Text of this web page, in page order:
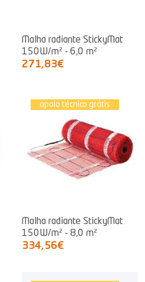
Malha radiante StickyMat
150W/m² - 6,0 m²
271,83€
apoio técnico grátis
Malha radiante StickyMat
150W/m² - 8,0 m²
334,56€